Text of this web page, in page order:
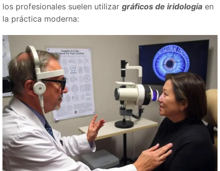
los profesionales suelen utilizar gráficos de iridología en
la práctica moderna: